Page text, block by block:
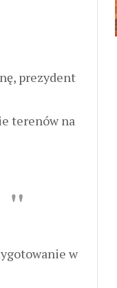
prezydent
terenów na
w